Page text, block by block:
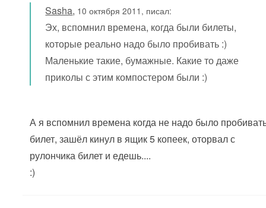
Sasha, 10 октября 2011, писал:
Эх, вспомнил времена, когда были билеты,
которые реально надо было пробивать :)
Маленькие такие, бумажные. Какие то даже
приколы с этим компостером были :)
А я вспомнил времена когда не надо было
билет, зашёл кинул в ящик 5 копеек, оторвал с
рулончика билет и едешь....
:)